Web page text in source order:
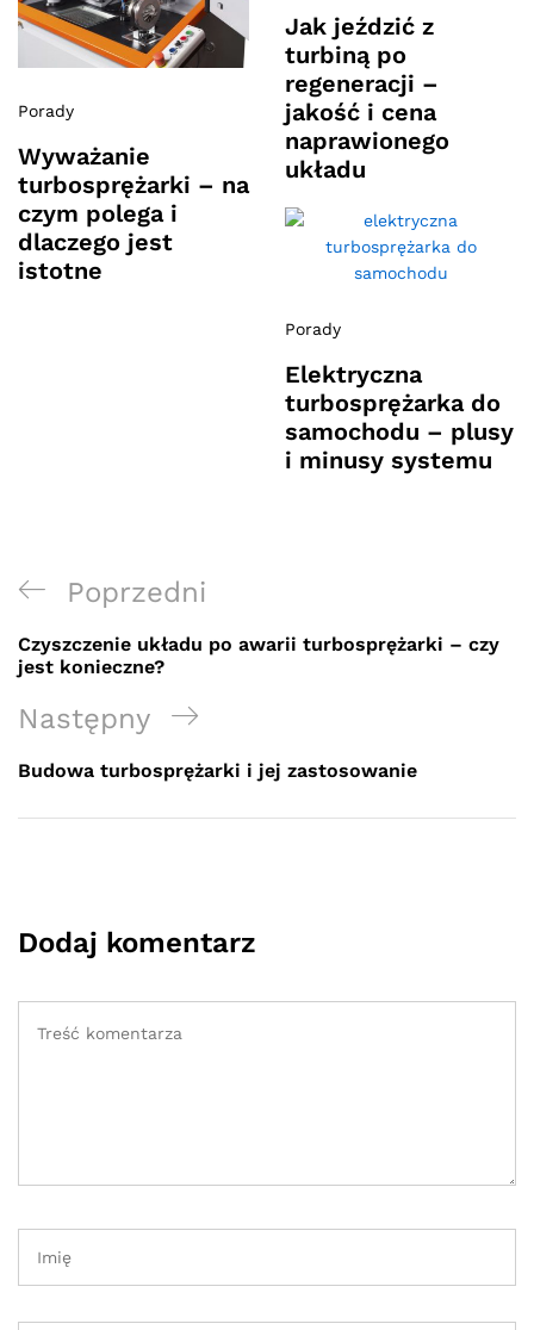
Porady
Wyważanie
turbosprężarki – na
czym polega i
dlaczego jest
istotne
Jak jeździć z
turbiną po
regeneracji –
jakość i cena
naprawionego
układu
Porady
Elektryczna
turbosprężarka do
samochodu – plusy
i minusy systemu
Nawigacja
wpisu
Previous
Post
Poprzedni
Czyszczenie układu po awarii turbosprężarki – czy
jest konieczne?
Next
Post
Następny
Budowa turbosprężarki i jej zastosowanie
Dodaj komentarz